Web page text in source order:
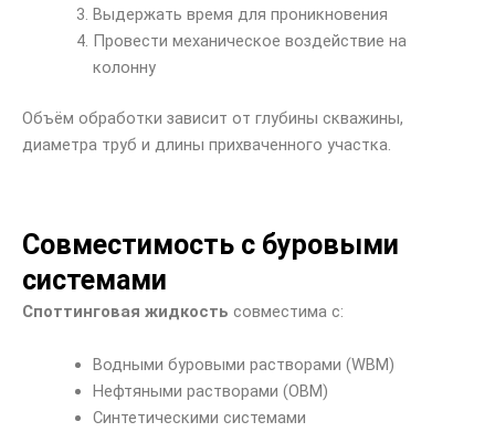
Выдержать время для проникновения
Провести механическое воздействие на
колонну
Объём обработки зависит от глубины скважины,
диаметра труб и длины прихваченного участка.
Совместимость с буровыми
системами
Споттинговая жидкость совместима с:
Водными буровыми растворами (WBM)
Нефтяными растворами (OBM)
Синтетическими системами